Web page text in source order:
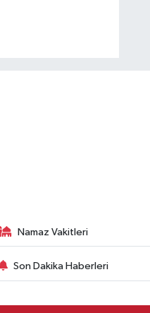
Namaz Vakitleri
Son Dakika Haberleri